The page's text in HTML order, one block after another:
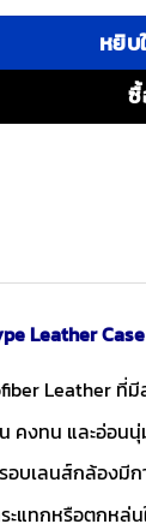
หยิบ
ซื้
Leather Case
Leather ที่
คงทน และอ่อน
อบเลนส์กล้อง
แทกหรือตกหล่น